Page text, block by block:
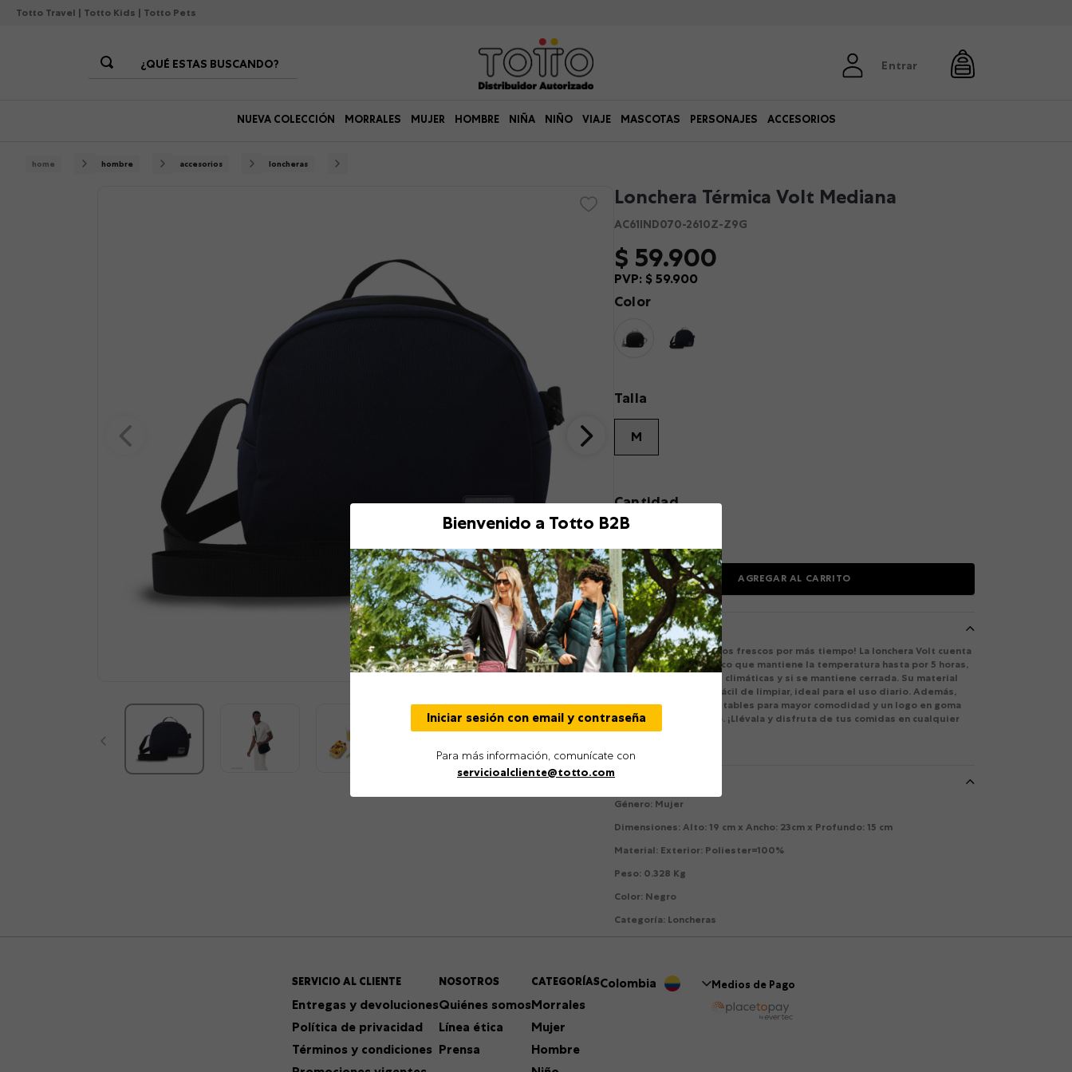
Totto Travel | Totto Kids | Totto Pets
¿QUÉ ESTAS BUSCANDO?
Entrar
NUEVA COLECCIÓN MORRALES MUJER HOMBRE NIÑA NIÑO VIAJE MASCOTAS PERSONAJES ACCESORIOS
hombre accesorios loncheras
Lonchera Térmica Volt Mediana
AC61IND070-2610Z-Z9G
$ 59.900
PVP: $59.900
Talla
M
Color
Cantidad
AGREGAR AL CARRITO
Descripción
¡Conserva tus alimentos frescos por más tiempo! La lonchera Volt cuenta
con aislamiento térmico que mantiene la temperatura hasta por 5 horas,
según las condiciones climáticas y si se mantiene cerrada. Su material
repele líquidos y es fácil de limpiar, ideal para el uso diario. Además,
incorpora correas ajustables para mayor comodidad y un logo en goma
que resalta su diseño. ¡Llévala y disfruta de tus comidas en cualquier
lugar!
Detalles
Género: Mujer
Dimensiones:Alto: 19 cm x Ancho: 23cm x Profundo: 15 cm
Material: Exterior: Poliester=100%
Peso: 0.328 Kg
Color: Negro
Categoría: Loncheras
SERVICIO AL CLIENTE
Entregas y devoluciones
Política de privacidad
Términos y condiciones
NOSOTROS
Quiénes somos
Línea ética
Prensa
CATEGORÍAS
Morrales
Mujer
Hombre
Colombia Medios de Pago
Bienvenido a Totto B2B
Iniciar sesión con email y contraseña
Para más información, comunícate con
servicioalcliente@totto.com